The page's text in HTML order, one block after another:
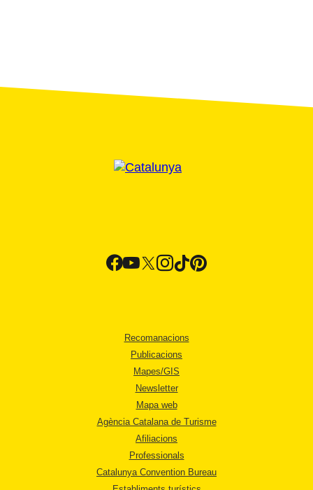
Recomanacions
Publicacions
Mapes/GIS
Newsletter
Mapa web
Agència Catalana de Turisme
Afiliacions
Professionals
Catalunya Convention Bureau